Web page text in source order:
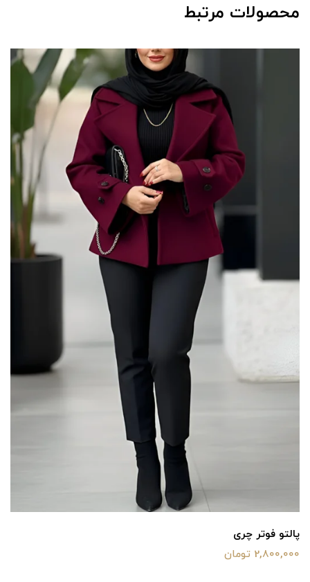
محصولات مرتبط
پالتو فوتر چری
2,800,000 تومان